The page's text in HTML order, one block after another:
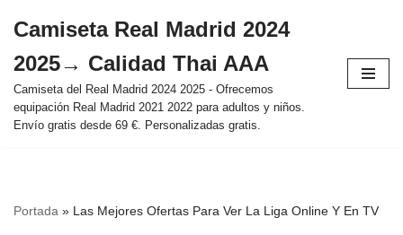
al
contenido
Camiseta Real Madrid 2024
2025→ Calidad Thai AAA
Camiseta del Real Madrid 2024 2025 - Ofrecemos
equipación Real Madrid 2021 2022 para adultos y niños.
Envío gratis desde 69 €. Personalizadas gratis.
Portada » Las Mejores Ofertas Para Ver La Liga Online Y En TV